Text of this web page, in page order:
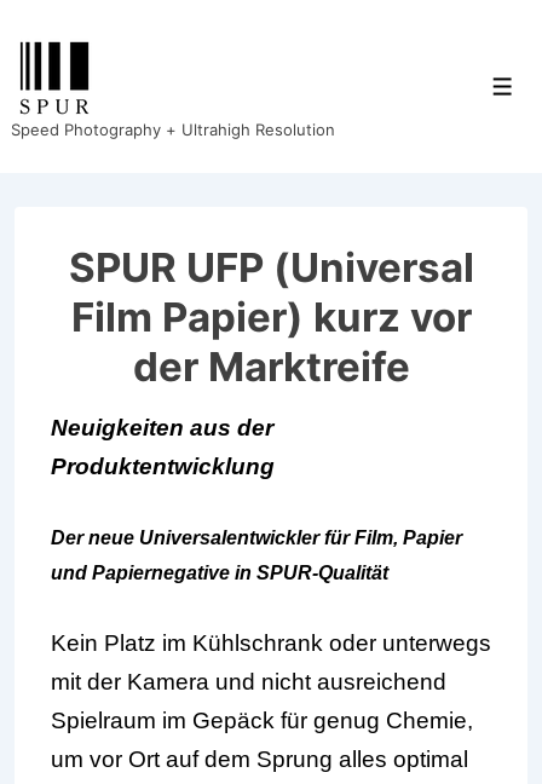
Zum
Inhalt
Speed Photography + Ultrahigh Resolution
SPUR UFP (Universal
Film Papier) kurz vor
der Marktreife
Neuigkeiten aus der
Produktentwicklung
Der neue Universalentwickler für Film, Papier
und Papiernegative in SPUR-Qualität
Kein Platz im Kühlschrank oder unterwegs
mit der Kamera und nicht ausreichend
Spielraum im Gepäck für genug Chemie,
um vor Ort auf dem Sprung alles optimal